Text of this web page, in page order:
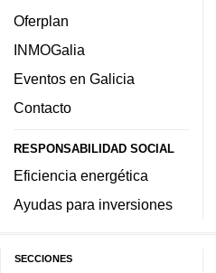
Oferplan
INMOGalia
Eventos en Galicia
Contacto
RESPONSABILIDAD SOCIAL
Eficiencia energética
Ayudas para inversiones
SECCIONES